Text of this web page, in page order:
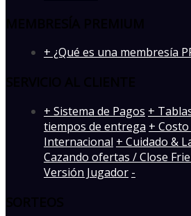
+ ¿Qué es una membresía
+ Sistema de Pagos +
tiempos de entrega +
Internacional + Cuidado &
Cazando ofertas / Close
Versión Jugador -